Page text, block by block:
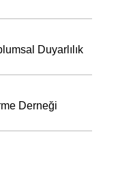
Duyarlılık
Derneği